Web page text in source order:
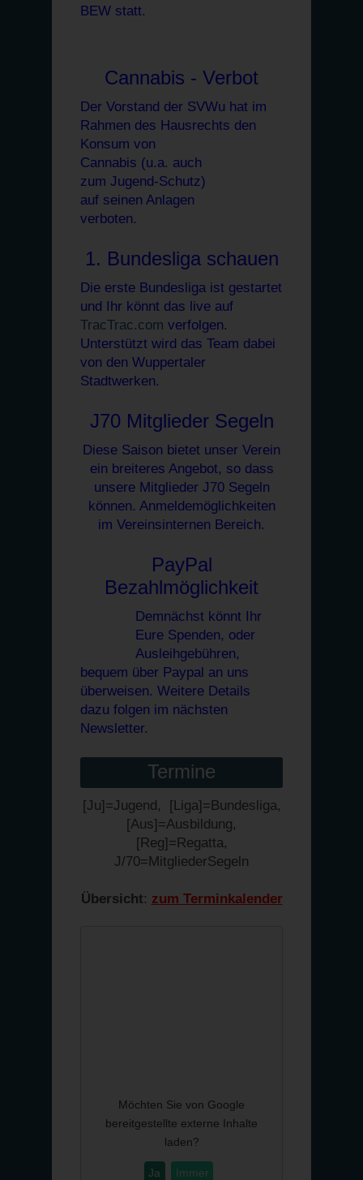
BEW statt.
Cannabis - Verbot
Der Vorstand der SVWu hat im
Rahmen des Hausrechts den
Konsum von
Cannabis (u.a. auch
zum Jugend-Schutz)
auf seinen Anlagen
verboten.
1. Bundesliga schauen
Die erste Bundesliga ist gestartet
und Ihr könnt das live auf
TracTrac.com verfolgen.
Unterstützt wird das Team dabei
von den Wuppertaler
Stadtwerken.
J70 Mitglieder Segeln
Diese Saison bietet unser Verein
ein breiteres Angebot, so dass
unsere Mitglieder J70 Segeln
können. Anmeldemöglichkeiten
im Vereinsinternen Bereich.
PayPal
Bezahlmöglichkeit
Demnächst könnt Ihr
Eure Spenden, oder
Ausleihgebühren,
bequem über Paypal an uns
überweisen. Weitere Details
dazu folgen im nächsten
Newsletter.
Termine
[Ju]=Jugend, [Liga]=Bundesliga,
[Aus]=Ausbildung,
[Reg]=Regatta,
J/70=MitgliederSegeln
Übersicht: zum Terminkalender
Möchten Sie von Google
bereitgestellte externe Inhalte
laden?
Ja Immer